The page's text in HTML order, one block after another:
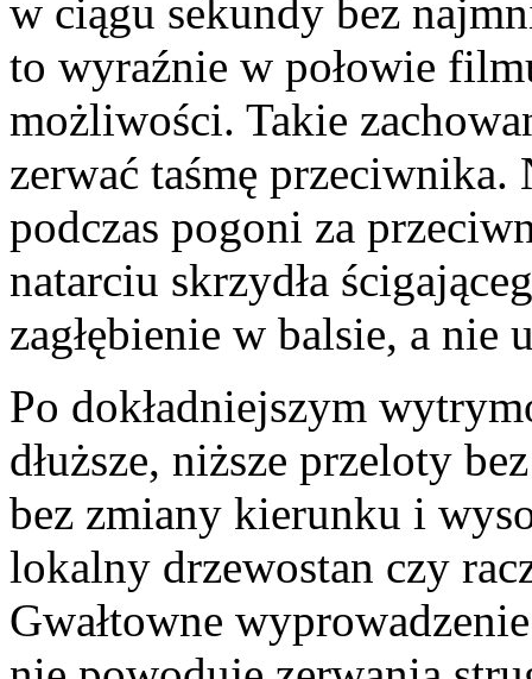
w ciągu sekundy bez
to wyraźnie w połowie
możliwości. Takie
zerwać taśmę
podczas pogoni za
natarciu skrzydła
zagłębienie w balsie, a nie
Po dokładniejszym
dłuższe, niższe przeloty
bez zmiany kierunku i
lokalny drzewostan czy
Gwałtowne